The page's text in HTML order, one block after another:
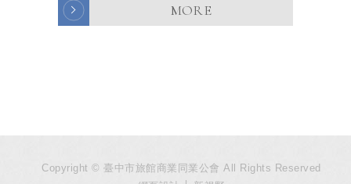
MORE
Copyright © 臺中市旅館商業同業公會 All Rights Reserved